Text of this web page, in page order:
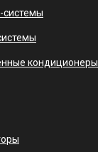
системы
кондиционеры